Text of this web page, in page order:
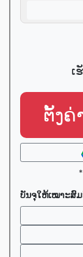
ເ
ຕັ້ງຄ່
ບັນຈຸ​ໃຫ້​ເໝາະສົ